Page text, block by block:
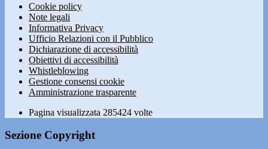
Cookie policy
Note legali
Informativa Privacy
Ufficio Relazioni con il Pubblico
Dichiarazione di accessibilità
Obiettivi di accessibilità
Whistleblowing
Gestione consensi cookie
Amministrazione trasparente
Pagina visualizzata 285424 volte
Sezione Copyright